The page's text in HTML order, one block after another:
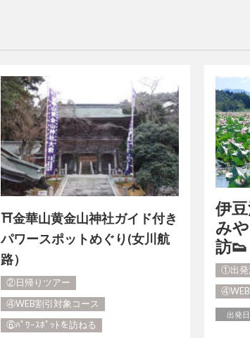
⛩金華山黄金山神社ガイド付き
パワースポットめぐり(女川航
路）
②日帰りツアー
④WEB割引対象コース
⑥ﾊﾟﾜｰｽﾎﾟｯﾄを訪ねる
伊
み
訪👟
①出発
④WEB
出発日